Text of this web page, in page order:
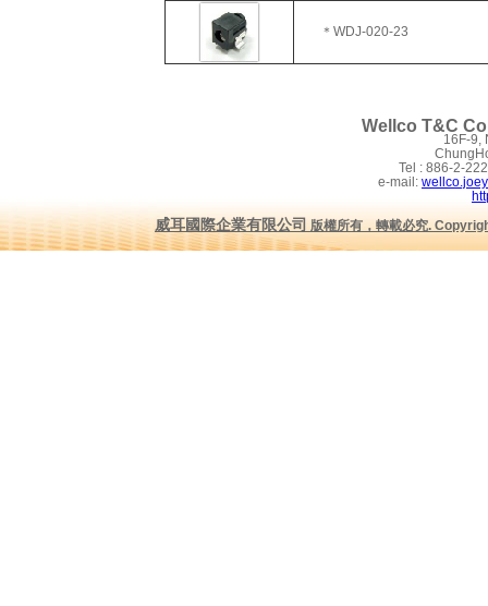
＊WDJ-020-23
Wellco T&C
16F-9,
Tel : 886-2-
e-mail:
威耳國際企業有限公司 版權所有，轉載必究.